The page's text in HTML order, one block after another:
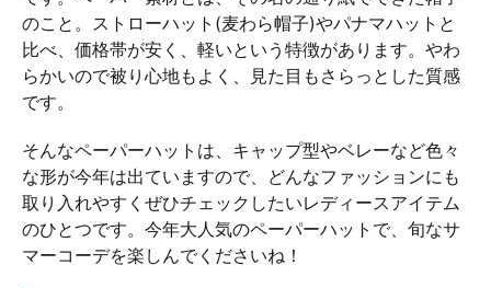
のこと。ストローハット(麦わら帽子)やパナマハットと
比べ、価格帯が安く、軽いという特徴があります。やわ
らかいので被り心地もよく、見た目もさらっとした質感
です。
そんなペーパーハットは、キャップ型やベレーなど色々
な形が今年は出ていますので、どんなファッションにも
取り入れやすくぜひチェックしたいレディースアイテム
のひとつです。今年大人気のペーパーハットで、旬なサ
マーコーデを楽しんでくださいね！